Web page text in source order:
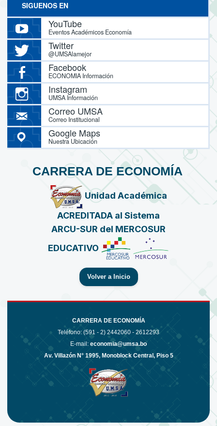
SIGUENOS EN
YouTube
Eventos Académicos Economía
Twitter
@UMSAlamejor
Facebook
ECONOMIA Información
Instagram
UMSA Información
Correo UMSA
Correo Institucional
Google Maps
Nuestra Ubicación
CARRERA DE ECONOMÍA
Unidad Académica
ACREDITADA al Sistema
ARCU-SUR del MERCOSUR
EDUCATIVO
Volver a Inicio
CARRERA DE ECONOMÍA
Teléfono: (591 - 2) 2442060 - 2612293
E-mail: economia@umsa.bo
Av. Villazón N° 1995, Monoblock Central, Piso 5